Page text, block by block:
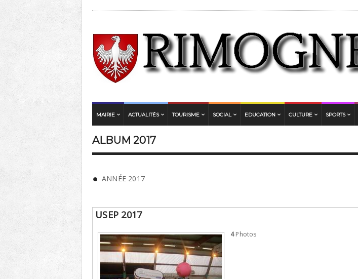
MAIRIE ACTUALITÉS TOURISME SOCIAL EDUCATION CULTURE SPORTS
ALBUM 2017
ANNÉE 2017
USEP 2017
4Photos